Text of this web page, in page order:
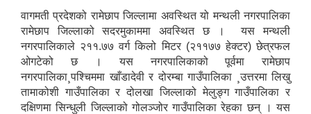
वागमती प्रदेशको रामेछाप जिल्लामा अवस्थित यो मन्थली नगरपालिका
रामेछाप जिल्लाको सदरमुकाममा अवस्थित छ । यस मन्थली
नगरपालिकाले २११.७७ वर्ग किलो मिटर (२११७७ हेक्टर) छेत्रफल
ओगटेको छ । यस नगरपालिकाको पूर्वमा रामेछाप
नगरपालिका¸पश्चिममा खाँडादेवी र दोरम्बा गाउँपालिका ¸उत्तरमा लिखु
तामाकोशी गाउँपालिका र दोलखा जिल्लाको मेलुङ्ग गाउँपालिका र
दक्षिणमा सिन्धुली जिल्लाको गोलञ्जोर गाउँपालिका रेहका छन् । यस